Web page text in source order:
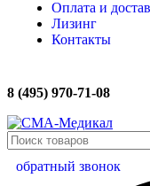
Оплата и
Лизинг
Контакты
8 (495) 970-71-08
обратный звонок